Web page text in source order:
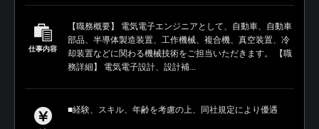
仕事内容
【職務概要】 電気電子エンジニアとして、自動車、自動車
部品、半導体製造装置、工作機械、複合機、真空装置、冷
却装置などに関わる機械技術をご担当いただきます。 【職
務詳細】 電気電子設計、設計補...
■経験、スキル、年齢を考慮の上、同社規定により優遇